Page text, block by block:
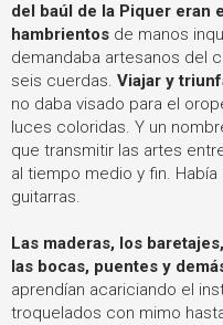
del baúl de la Piquer eran
hambrientos de manos
demandaba artesanos del
seis cuerdas. Viajar y
no daba visado para el
luces coloridas. Y un
que transmitir las artes
al tiempo medio y fin.
guitarras.
Las maderas, los
las bocas, puentes y
aprendían acariciando el
troquelados con mimo